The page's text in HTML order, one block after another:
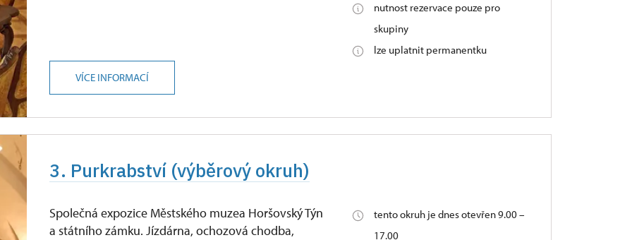
nutnost rezervace pouze pro
skupiny
lze uplatnit permanentku
VÍCE INFORMACÍ
3. Purkrabství (výběrový okruh)
Společná expozice Městského muzea Horšovský Týn
a státního zámku. Jízdárna, ochozová chodba,
tento okruh je dnes otevřen 9.00 –
17.00